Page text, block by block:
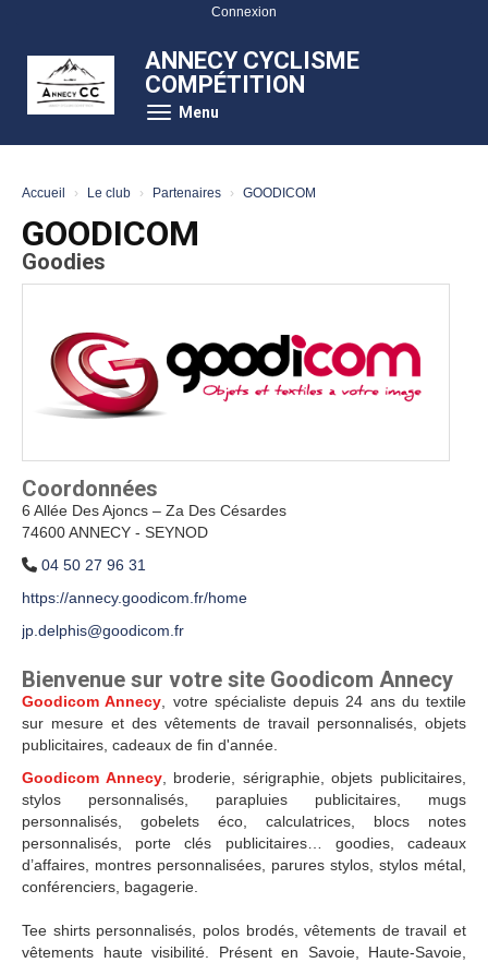
Connexion
ANNECY CYCLISME
COMPÉTITION
Menu
Accueil Le club Partenaires GOODICOM
GOODICOM
Goodies
Coordonnées
6 Allée Des Ajoncs – Za Des Césardes
74600 ANNECY - SEYNOD
04 50 27 96 31
https://annecy.goodicom.fr/home
jp.delphis@goodicom.fr
Bienvenue sur votre site Goodicom Annecy
Goodicom Annecy , votre spécialiste depuis 24 ans du textile
sur mesure et des vêtements de travail personnalisés, objets
publicitaires, cadeaux de fin d'année.
Goodicom Annecy, broderie, sérigraphie, objets publicitaires,
stylos personnalisés, parapluies publicitaires, mugs
personnalisés, gobelets éco, calculatrices, blocs notes
personnalisés, porte clés publicitaires… goodies, cadeaux
d’affaires, montres personnalisées, parures stylos, stylos métal,
conférenciers, bagagerie.
Tee shirts personnalisés, polos brodés, vêtements de travail et
vêtements haute visibilité. Présent en Savoie, Haute-Savoie,
Panneau de gestion des cookies